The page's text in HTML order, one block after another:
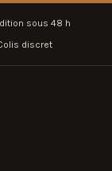
sous 48 h
discret